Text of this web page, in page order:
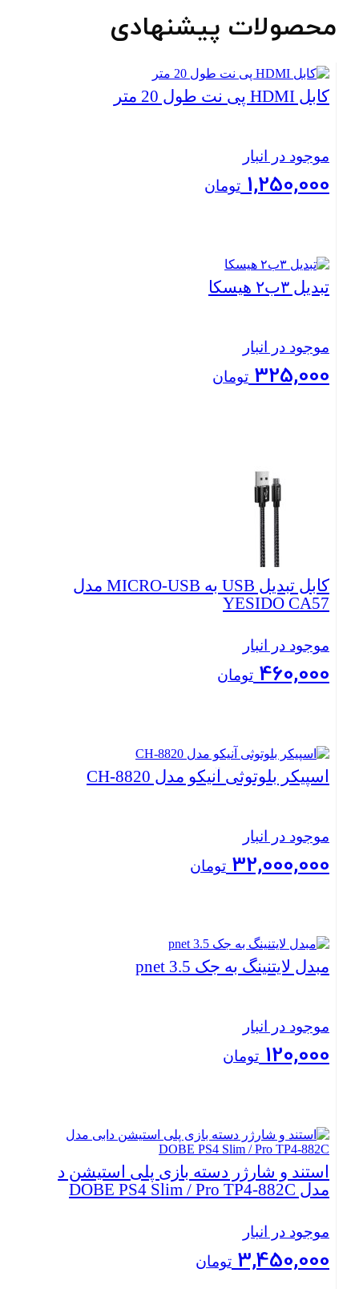
محصولات پیشنهادی
کابل HDMI پی نت طول 20 متر
موجود در انبار
1,250,000 تومان
بستن
تبدیل ۳ب۲ هیسکا
موجود در انبار
325,000 تومان
کابل تبدیل USB به MICRO-USB مدل
YESIDO CA57
موجود در انبار
460,000 تومان
بستن
اسپیکر بلوتوثی آنیکو مدل CH-8820
موجود در انبار
32,000,000 تومان
بستن
مبدل لایتنینگ به جک 3.5 pnet
موجود در انبار
120,000 تومان
بستن
استند و شارژر دسته بازی پلی استیشن دابی
مدل DOBE PS4 Slim / Pro TP4-882C
موجود در انبار
3,450,000 تومان